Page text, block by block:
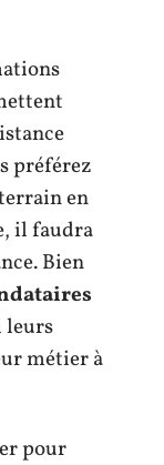
préférez
en
il faudra
Bien
leurs
métier à
pour